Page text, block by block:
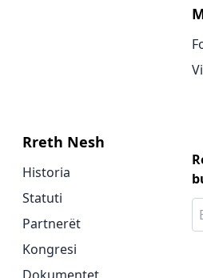
Rreth Nesh
Historia
Statuti
Partnerët
Kongresi